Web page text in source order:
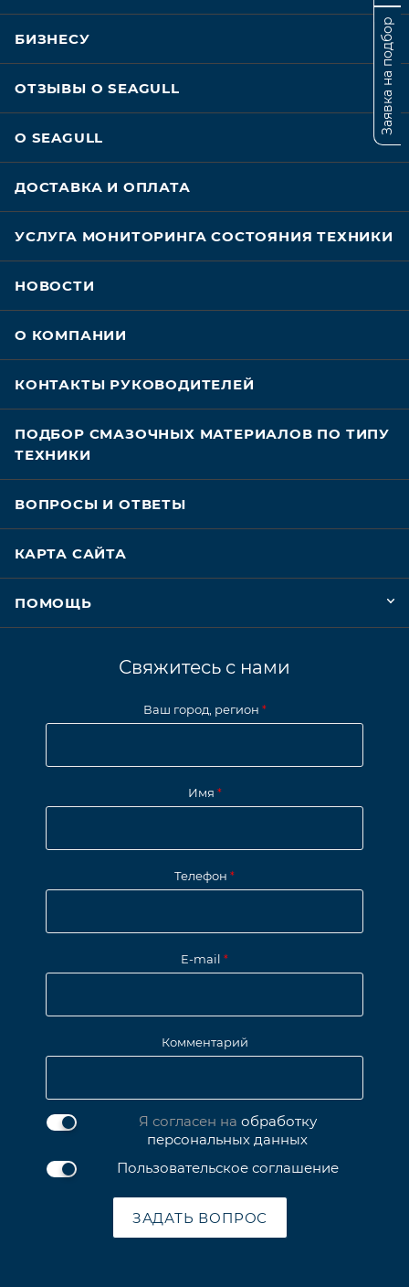
БИЗНЕСУ
ОТЗЫВЫ О SEAGULL
О SEAGULL
ДОСТАВКА И ОПЛАТА
УСЛУГА МОНИТОРИНГА СОСТОЯНИЯ ТЕХНИКИ
НОВОСТИ
О КОМПАНИИ
КОНТАКТЫ РУКОВОДИТЕЛЕЙ
ПОДБОР СМАЗОЧНЫХ МАТЕРИАЛОВ ПО ТИПУ
ТЕХНИКИ
ВОПРОСЫ И ОТВЕТЫ
КАРТА САЙТА
ПОМОЩЬ
Свяжитесь с нами
Ваш город, регион *
Имя *
Телефон *
E-mail *
Комментарий
Я согласен на обработку
персональных данных
Пользовательское соглашение
ЗАДАТЬ ВОПРОС
Заявка на подбор